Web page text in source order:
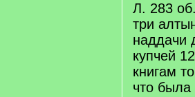
Л. 283 об.
три
наддачи
купчей
книгам
что